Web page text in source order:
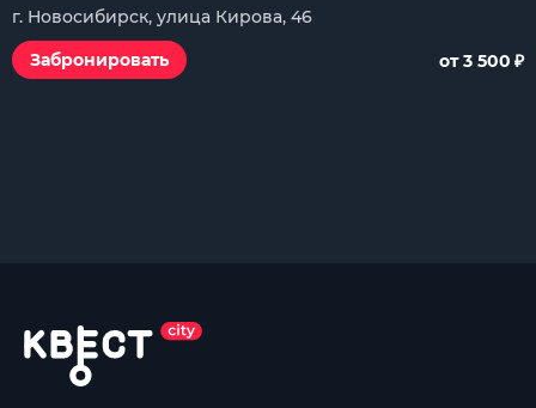
г. Новосибирск, улица Кирова, 46
Забронировать
от 3 500 ₽